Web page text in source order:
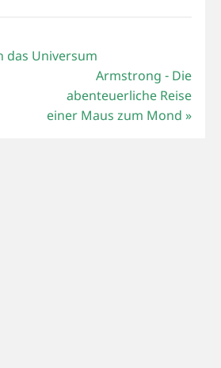
das Universum
Armstrong - Die
abenteuerliche Reise
einer Maus zum Mond»